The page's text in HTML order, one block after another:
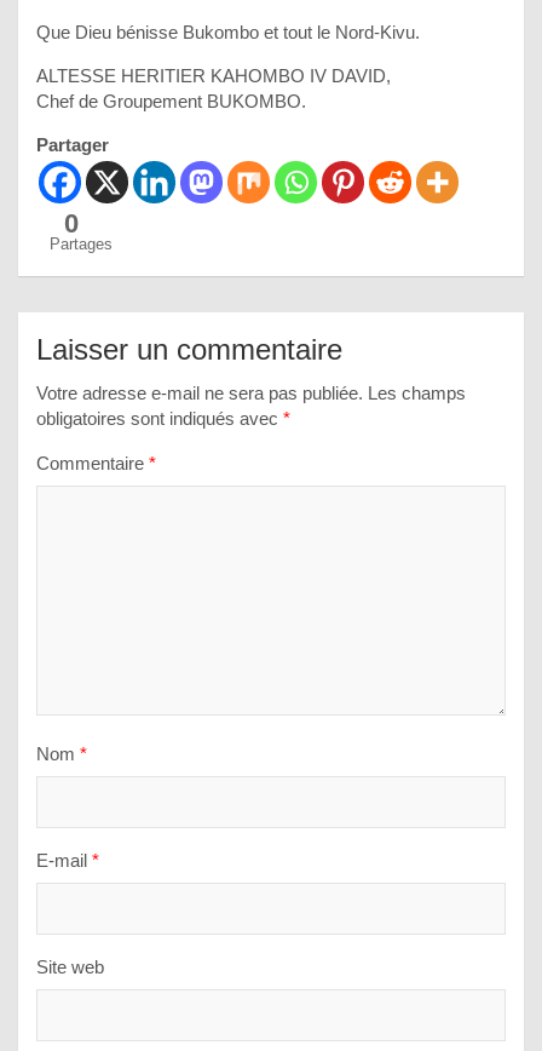
Que Dieu bénisse Bukombo et tout le Nord-Kivu.
ALTESSE HERITIER KAHOMBO IV DAVID,
Chef de Groupement BUKOMBO.
Partager
0
Partages
Laisser un commentaire
Votre adresse e-mail ne sera pas publiée. Les champs
obligatoires sont indiqués avec *
Commentaire *
Nom *
E-mail *
Site web